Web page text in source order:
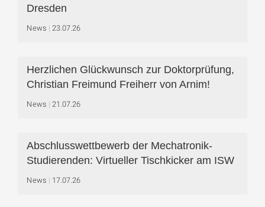
Dresden
News 23.07.26
Herzlichen Glückwunsch zur Doktorprüfung,
Christian Freimund Freiherr von Arnim!
News 21.07.26
Abschlusswettbewerb der Mechatronik-
Studierenden: Virtueller Tischkicker am ISW
News 17.07.26